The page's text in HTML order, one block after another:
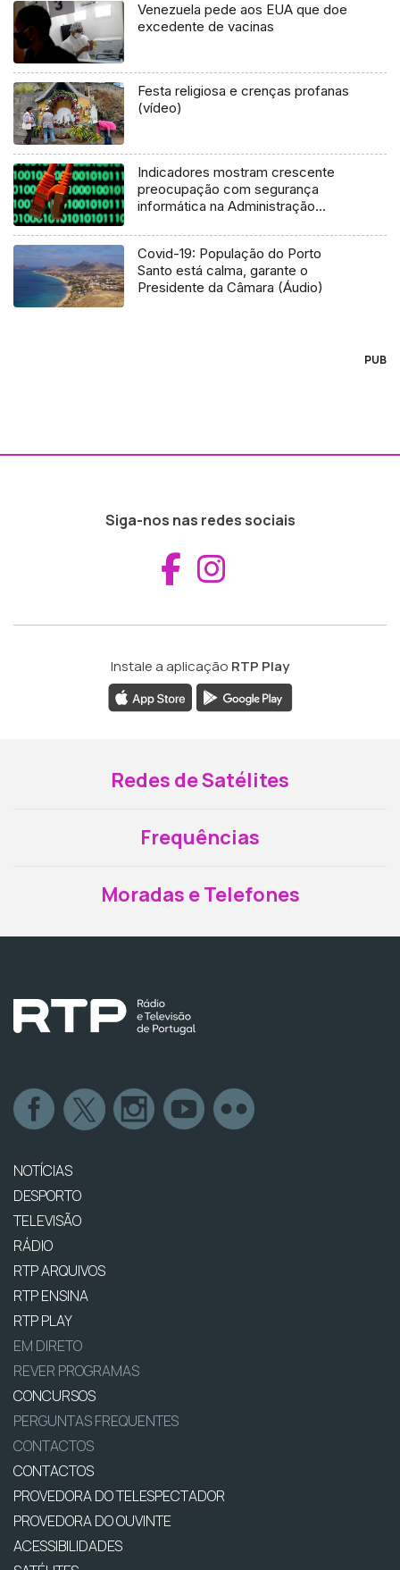
Venezuela pede aos EUA que doe
excedente de vacinas
Festa religiosa e crenças profanas
(vídeo)
Indicadores mostram crescente
preocupação com segurança
informática na Administração
Covid-19: População do Porto
Santo está calma, garante o
Presidente da Câmara (Áudio)
PUB
Siga-nos nas redes sociais
Aceder ao
Instale a aplicação RTP Play
Redes de Satélites
Frequências
Moradas e Telefones
NOTÍCIAS
DESPORTO
TELEVISÃO
RÁDIO
RTP ARQUIVOS
RTP ENSINA
RTP PLAY
EM DIRETO
REVER PROGRAMAS
CONCURSOS
PERGUNTAS FREQUENTES
CONTACTOS
CONTACTOS
PROVEDORA DO TELESPECTADOR
PROVEDORA DO OUVINTE
ACESSIBILIDADES